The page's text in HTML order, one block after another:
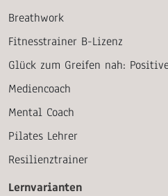
Breathwork
Fitnesstrainer B-Lizenz
Glück zum Greifen nah:
Mediencoach
Mental Coach
Pilates Lehrer
Resilienztrainer
Lernvarianten